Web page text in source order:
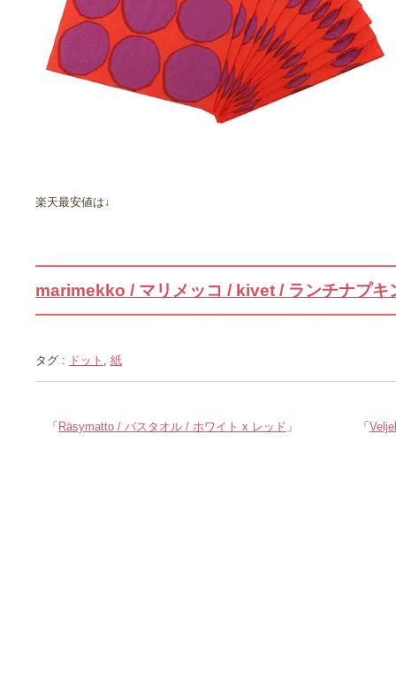
楽天最安値は↓
marimekko / マリメッコ / kivet / ランチナプキ
タグ : ドット 紙
「
「 Räsymatto / バスタオル / ホワイト x レッド 」